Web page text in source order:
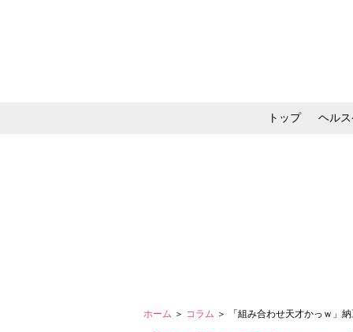
トップ ヘル
ホーム ＞ コラム ＞ 「組み合わせ天才かっｗ」